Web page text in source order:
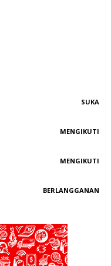
SUKA
MENGIKUTI
MENGIKUTI
BERLANGGANAN